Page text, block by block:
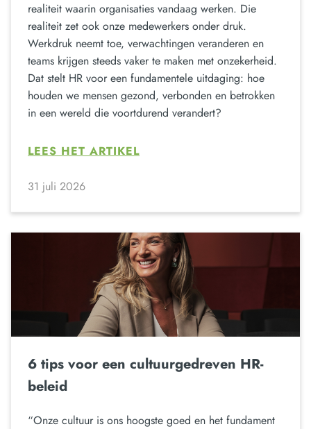
realiteit waarin organisaties vandaag werken. Die
realiteit zet ook onze medewerkers onder druk.
Werkdruk neemt toe, verwachtingen veranderen en
teams krijgen steeds vaker te maken met onzekerheid.
Dat stelt HR voor een fundamentele uitdaging: hoe
houden we mensen gezond, verbonden en betrokken
in een wereld die voortdurend verandert?
LEES HET ARTIKEL
31 juli 2026
6 tips voor een cultuurgedreven HR-
beleid
“Onze cultuur is ons hoogste goed en het fundament